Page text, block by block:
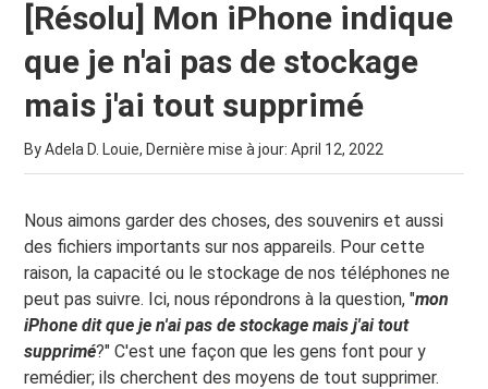
[Résolu] Mon iPhone indique
que je n'ai pas de stockage
mais j'ai tout supprimé
By Adela D. Louie, Dernière mise à jour:April 12, 2022
Nous aimons garder des choses, des souvenirs et aussi
des fichiers importants sur nos appareils. Pour cette
raison, la capacité ou le stockage de nos téléphones ne
peut pas suivre. Ici, nous répondrons à la question, "mon
iPhone dit que je n'ai pas de stockage mais j'ai tout
supprimé?" C'est une façon que les gens font pour y
remédier; ils cherchent des moyens de tout supprimer.